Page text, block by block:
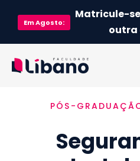
EmAgosto:
Matricule-
outra
Ementa
Como funciona
PÓS-